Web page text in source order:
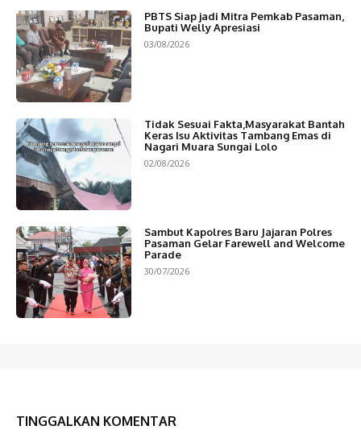
PBTS Siap jadi Mitra Pemkab Pasaman,
Bupati Welly Apresiasi
03/08/2026
Tidak Sesuai Fakta,Masyarakat Bantah
Keras Isu Aktivitas Tambang Emas di
Nagari Muara Sungai Lolo
02/08/2026
Sambut Kapolres Baru Jajaran Polres
Pasaman Gelar Farewell and Welcome
Parade
30/07/2026
TINGGALKAN KOMENTAR